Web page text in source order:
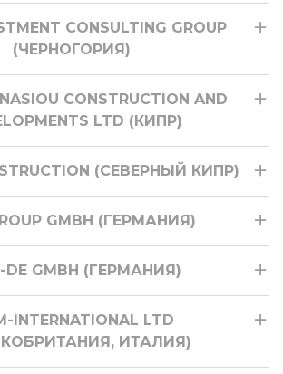
CONSULTING GROUP
(ЧЕРНОГОРИЯ)
CONSTRUCTION AND
LTD (КИПР)
(СЕВЕРНЫЙ КИПР)
GMBH (ГЕРМАНИЯ)
DE GMBH (ГЕРМАНИЯ)
INTERNATIONAL LTD
ИТАЛИЯ)